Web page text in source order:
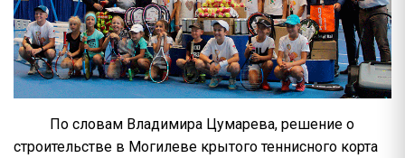
По словам Владимира Цумарева, решение о
строительстве в Могилеве крытого теннисного корта